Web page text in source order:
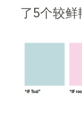
了5个较鲜